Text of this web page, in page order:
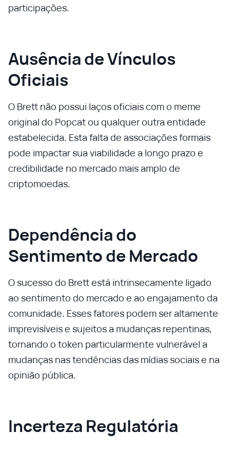
participações.
Ausência de Vínculos
Oficiais
O Brett não possui laços oficiais com o meme
original do Popcat ou qualquer outra entidade
estabelecida. Esta falta de associações formais
pode impactar sua viabilidade a longo prazo e
credibilidade no mercado mais amplo de
criptomoedas.
Dependência do
Sentimento de Mercado
O sucesso do Brett está intrinsecamente ligado
ao sentimento do mercado e ao engajamento da
comunidade. Esses fatores podem ser altamente
imprevisíveis e sujeitos a mudanças repentinas,
tornando o token particularmente vulnerável a
mudanças nas tendências das mídias sociais e na
opinião pública.
Incerteza Regulatória